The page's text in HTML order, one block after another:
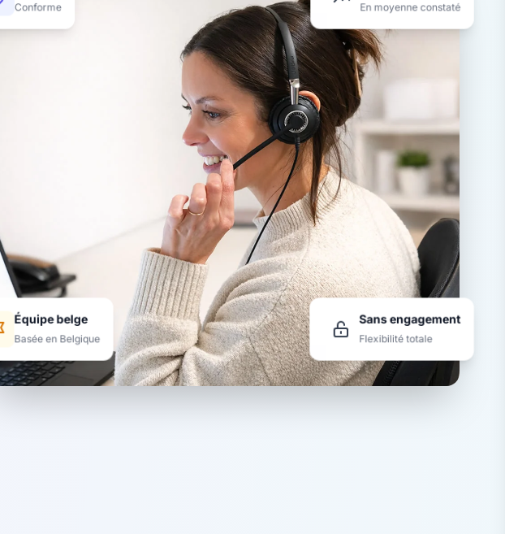
En moyenne constaté
Conforme
Équipe belge
Basée en Belgique
Sans engagement
Flexibilité totale